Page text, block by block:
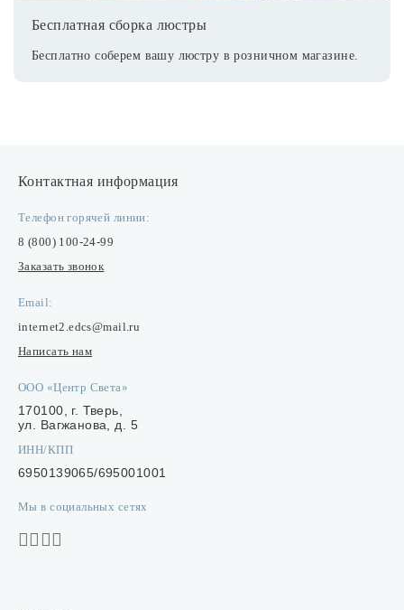
Бесплатная сборка люстры
Бесплатно соберем вашу люстру в розничном магазине.
Контактная информация
Телефон горячей линии:
8 (800) 100-24-99
Заказать звонок
Email:
internet2.edcs@mail.ru
Написать нам
ООО «Центр Света»
170100, г. Тверь,
ул. Вагжанова, д. 5
ИНН/КПП
6950139065/695001001
Мы в социальных сетях